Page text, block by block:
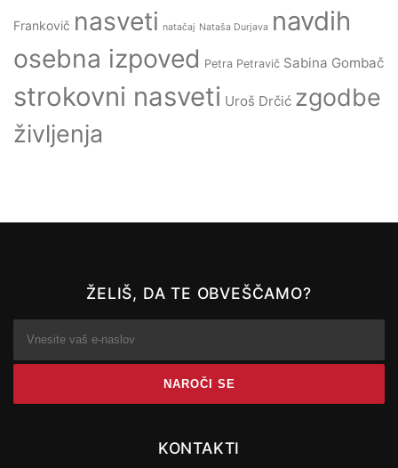
Frankovič nasveti natačaj Nataša Durjava navdih
osebna izpoved Petra Petravič Sabina Gombač
strokovni nasveti Uroš Drčić zgodbe
življenja
ŽELIŠ, DA TE OBVEŠČAMO?
KONTAKTI